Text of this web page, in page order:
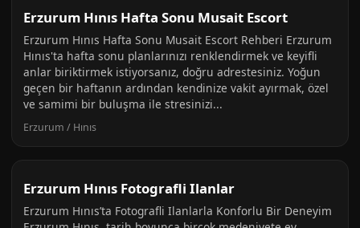
Erzurum Hınıs Hafta Sonu Musait Escort
Erzurum Hınıs Hafta Sonu Musait Escort Rehberi Erzurum
Hınıs'ta hafta sonu planlarınızı renklendirmek ve keyifli
anlar biriktirmek istiyorsanız, doğru adrestesiniz. Yoğun
geçen bir haftanın ardından kendinize vakit ayırmak, özel
ve samimi bir buluşma ile stresinizi...
Erzurum / Hınıs
Erzurum Hınıs Fotografli Ilanlar
Erzurum Hınıs’ta Fotografli Ilanlarla Konforlu Bir Deneyim